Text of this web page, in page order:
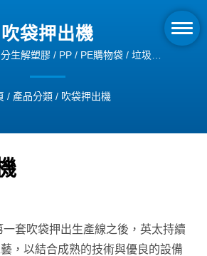
吹袋押出機
生解塑膠 / PP / PE購物袋 / 垃圾袋 /
證書，導入ERP管理系統，以提升機
/ 產品分類 / 吹袋押出機
套吹袋押出生產線之後，英太持續
，以結合成熟的技術與優良的設備